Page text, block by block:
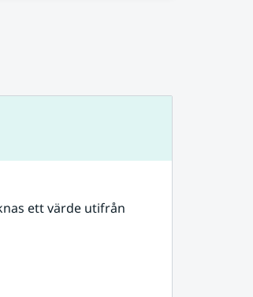
ett värde utifrån